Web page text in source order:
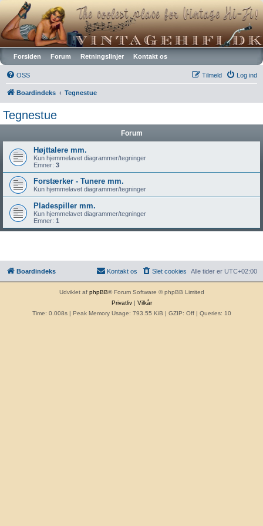
Vintagehifi.dk
Forsiden Forum Retningslinjer Kontakt os
OSS Log ind
Tilmeld
Boardindeks Tegnestue
Tegnestue
Forum
Højttalere mm.
Kun hjemmelavet diagrammer/tegninger
Emner: 3
Forstærker - Tunere mm.
Kun hjemmelavet diagrammer/tegninger
Pladespiller mm.
Kun hjemmelavet diagrammer/tegninger
Emner: 1
Boardindeks Alle tider er UTC+02:00
Slet cookies
Kontakt os
Udviklet af phpBB® Forum Software © phpBB Limited
Privatliv| Vilkår
Time: 0.008s| Peak Memory Usage: 793.55 KiB | GZIP: Off | Queries: 10